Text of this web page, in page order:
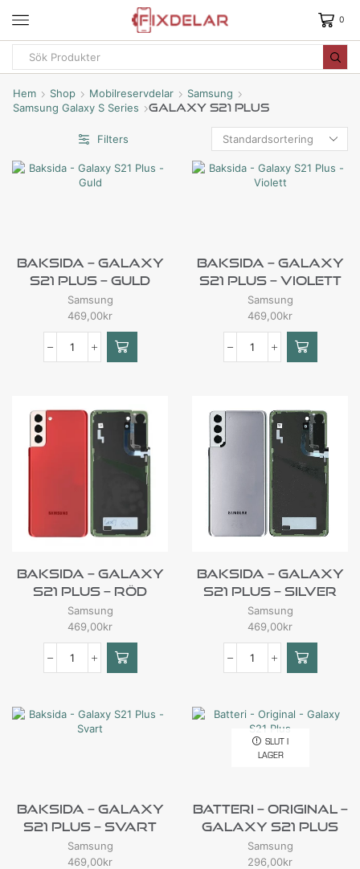
0
Hem Shop Mobilreservdelar
Samsung
Samsung Galaxy S Series
Galaxy S21 Plus
Filters
Baksida – Galaxy
S21 Plus – Guld
Samsung
469,00kr
Baksida – Galaxy
S21 Plus – Violett
Samsung
469,00kr
Baksida – Galaxy
S21 Plus – Röd
Samsung
469,00kr
Baksida – Galaxy
S21 Plus – Silver
Samsung
469,00kr
Baksida – Galaxy
S21 Plus – Svart
Samsung
469,00kr
SLUT I
LAGER
Batteri – Original –
Galaxy S21 Plus
Samsung
296,00kr